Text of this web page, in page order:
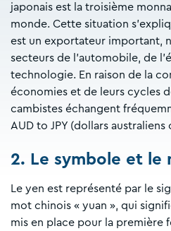
japonais est la troisième
monde. Cette situation
est un exportateur important,
secteurs de l'automobile, de
technologie. En raison de la
économies et de leurs cycles
cambistes échangent
AUD to JPY (dollars
2. Le symbole et le
Le yen est représenté par le
mot chinois « yuan », qui
mis en place pour la première